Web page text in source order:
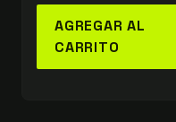
AGREGAR AL
CARRITO